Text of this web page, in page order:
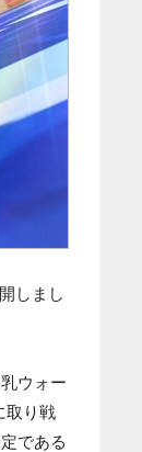
しまし
ウォー
取り戦
である